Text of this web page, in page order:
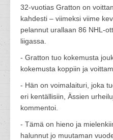
32-vuotias Gratton on
kahdesti – viimeksi viime
pelannut urallaan 86 NHL-
liigassa.
- Gratton tuo kokemusta
kokemusta koppiin ja
- Hän on voimalaituri, joka
eri kentällisiin, Ässien
kommentoi.
- Tämä on hieno ja
halunnut jo muutaman